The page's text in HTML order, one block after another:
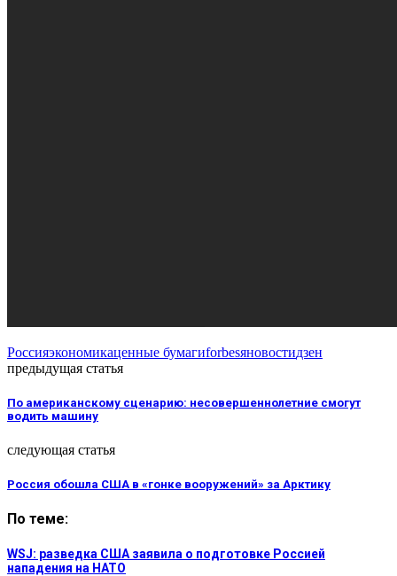
Россияэкономикаценные бумагиforbesяновостидзен
предыдущая статья
По американскому сценарию: несовершеннолетние смогут
водить машину
следующая статья
Россия обошла США в «гонке вооружений» за Арктику
По теме:
WSJ: разведка США заявила о подготовке Россией
нападения на НАТО